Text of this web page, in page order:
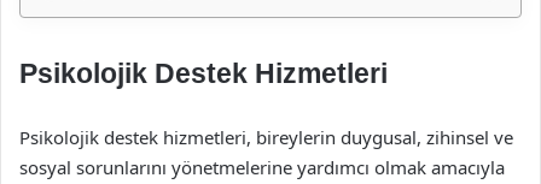
Psikolojik Destek Hizmetleri
Psikolojik destek hizmetleri, bireylerin duygusal, zihinsel ve
sosyal sorunlarını yönetmelerine yardımcı olmak amacıyla